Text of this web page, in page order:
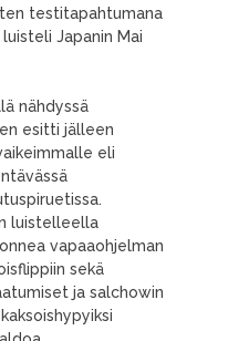
testitapahtumana
Japanin Mai
nähdyssä
esitti jälleen
eli
luistelleella
vapaaohjelman
sekä
ja salchowin